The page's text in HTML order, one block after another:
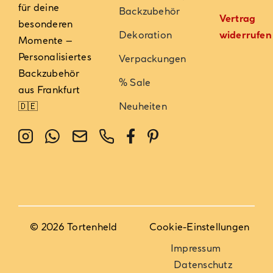
für deine
besonderen
Momente –
Personalisiertes
Backzubehör
aus Frankfurt
🇩🇪
Backzubehör
Dekoration
Verpackungen
% Sale
Neuheiten
Vertrag
widerrufen
© 2026 Tortenheld
Cookie-Einstellungen
Impressum
Datenschutz